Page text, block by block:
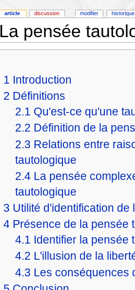
La pensée
1 Introduction
2 Définitions
2.1 Qu'est-ce qu'une
2.2 Définition de la
2.3 Relations entre
tautologique
2.4 La pensée
tautologique
3 Utilité d'identification
4 Présence de la pensée
4.1 Identifier la pensée
4.2 L'illusion de la
4.3 Les conséquences
article discussion modifier historique